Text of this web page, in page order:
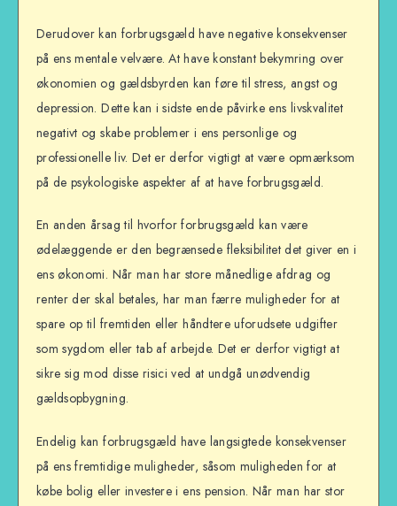
Derudover kan forbrugsgæld have negative konsekvenser
på ens mentale velvære. At have konstant bekymring over
økonomien og gældsbyrden kan føre til stress, angst og
depression. Dette kan i sidste ende påvirke ens livskvalitet
negativt og skabe problemer i ens personlige og
professionelle liv. Det er derfor vigtigt at være opmærksom
på de psykologiske aspekter af at have forbrugsgæld.
En anden årsag til hvorfor forbrugsgæld kan være
ødelæggende er den begrænsede fleksibilitet det giver en i
ens økonomi. Når man har store månedlige afdrag og
renter der skal betales, har man færre muligheder for at
spare op til fremtiden eller håndtere uforudsete udgifter
som sygdom eller tab af arbejde. Det er derfor vigtigt at
sikre sig mod disse risici ved at undgå unødvendig
gældsopbygning.
Endelig kan forbrugsgæld have langsigtede konsekvenser
på ens fremtidige muligheder, såsom muligheden for at
købe bolig eller investere i ens pension. Når man har stor